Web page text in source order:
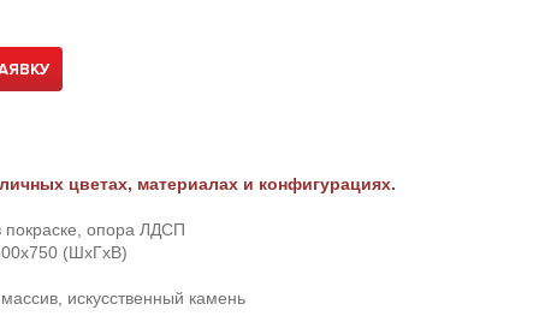
цветах, материалах и конфигурациях.
опора ЛДСП
(ШхГхВ)
искусственный камень